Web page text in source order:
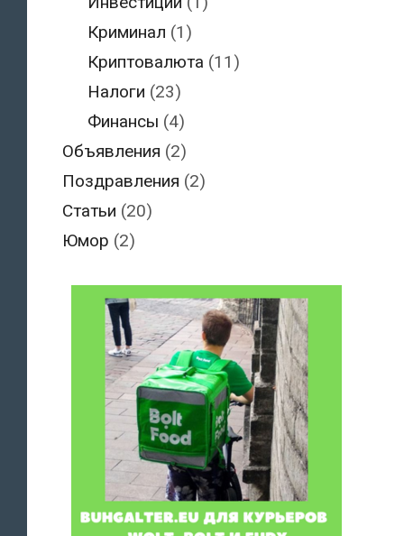
Криминал (1)
Криптовалюта (11)
Налоги (23)
Финансы (4)
Объявления (2)
Поздравления (2)
Статьи (20)
Юмор (2)